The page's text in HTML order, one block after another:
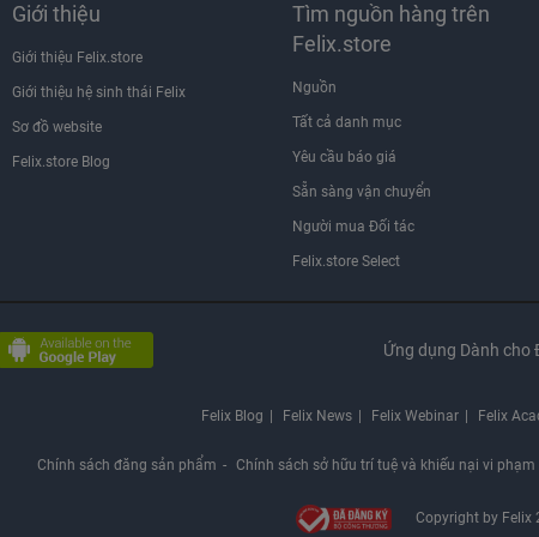
Giới thiệu
Giới thiệu Felix.store
Giới thiệu hệ sinh thái Felix
Sơ đồ website
Felix.store Blog
Tìm nguồn hàng trên
Felix.store
Nguồn
Tất cả danh mục
Yêu cầu báo giá
Sẵn sàng vận chuyển
Người mua Đối tác
Felix.store Select
Ứng dụng Dành cho
Felix Blog Felix News Felix Webinar Felix
Chính sách đăng sản phẩm Chính sách sở hữu trí tuệ và khiếu nại vi phạm
Copyright by Felix